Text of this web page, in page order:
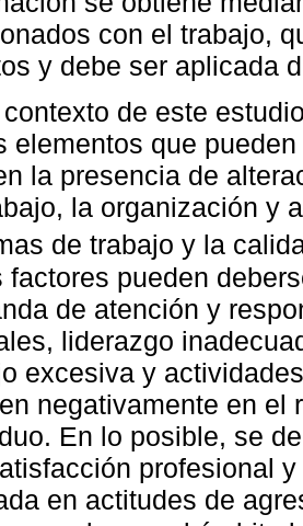
con el trabajo,
y debe ser aplicada
de este
elementos que
la presencia de
la organización y
de trabajo y la
factores pueden
de atención y
liderazgo
excesiva y
negativamente en el
En lo posible, se
profesional
en actitudes de